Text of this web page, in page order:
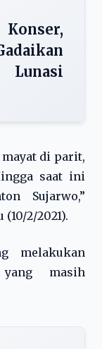
di parit,
saat ini
Sujarwo,”
2/2021).
melakukan
masih